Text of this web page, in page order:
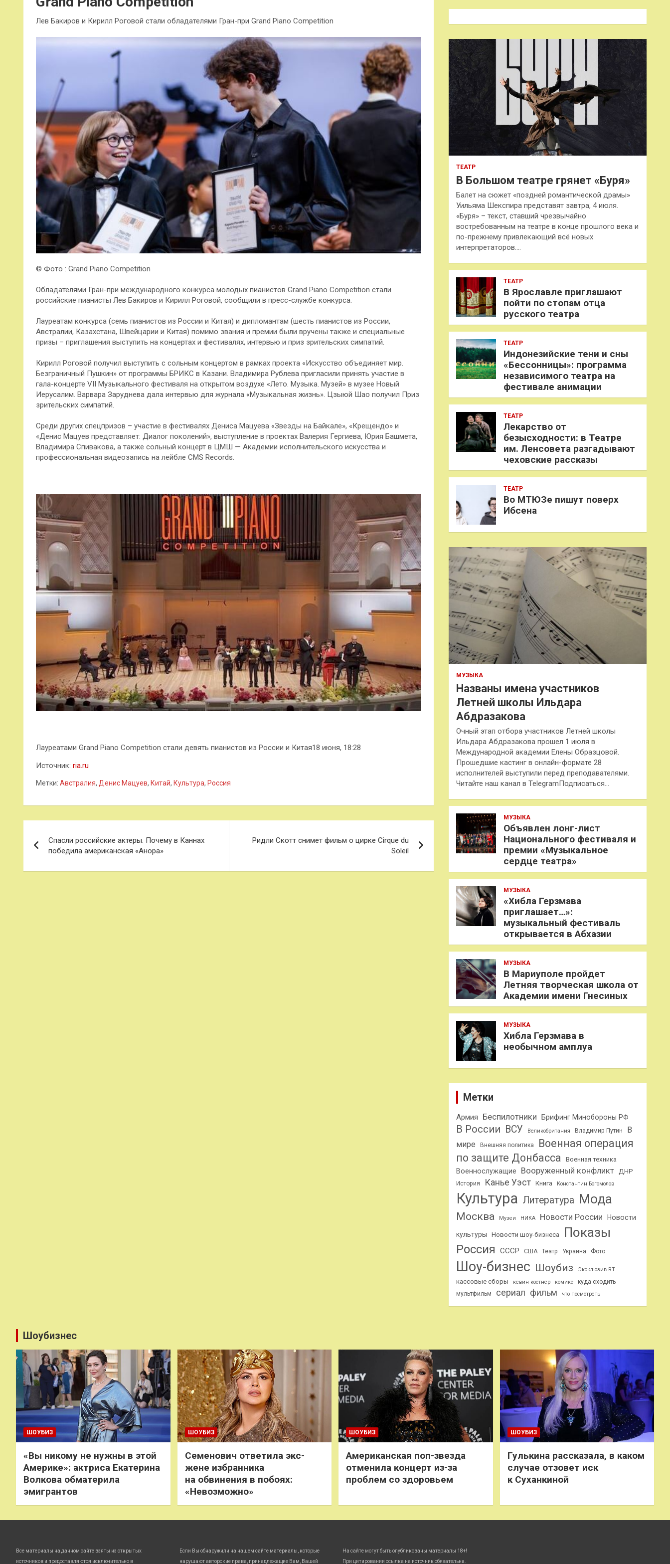
Лев Бакиров и Кирилл Роговой стали обладателями Гран-при Grand Piano Competition
© Фото : Grand Piano Competition
Обладателями Гран-при международного конкурса молодых пианистов Grand Piano Competition стали
российские пианисты Лев Бакиров и Кирилл Роговой, сообщили в пресс-службе конкурса.
Лауреатам конкурса (семь пианистов из России и Китая) и дипломантам (шесть пианистов из России,
Австралии, Казахстана, Швейцарии и Китая) помимо звания и премии были вручены также и специальные
призы – приглашения выступить на концертах и фестивалях, интервью и приз зрительских симпатий.
Кирилл Роговой получил выступить с сольным концертом в рамках проекта «Искусство объединяет мир.
Безграничный Пушкин» от программы БРИКС в Казани. Владимира Рублева пригласили принять участие в
гала-концерте VII Музыкального фестиваля на открытом воздухе «Лето. Музыка. Музей» в музее Новый
Иерусалим. Варвара Заруднева дала интервью для журнала «Музыкальная жизнь». Цзыюй Шао получил Приз
зрительских симпатий.
Среди других спецпризов – участие в фестивалях Дениса Мацуева «Звезды на Байкале», «Крещендо» и
«Денис Мацуев представляет: Диалог поколений», выступление в проектах Валерия Гергиева, Юрия Башмета,
Владимира Спивакова, а также сольный концерт в ЦМШ — Академии исполнительского искусства и
профессиональная видеозапись на лейбле CMS Records.
Лауреатами Grand Piano Competition стали девять пианистов из России и Китая18 июня, 18:28
Источник: ria.ru
Метки: Австралия, Денис Мацуев, Китай, Культура, Россия
по
записям
Спасли российские актеры. Почему в Каннах
победила американская «Анора»
Ридли Скотт снимет фильм о цирке Cirque du
Soleil
к
ТЕАТР
В Большом театре грянет «Буря»
Балет на сюжет «поздней романтической драмы»
Уильяма Шекспира представят завтра, 4 июля.
«Буря» – текст, ставший чрезвычайно
востребованным на театре в конце прошлого века и
по-прежнему привлекающий всё новых
интерпретаторов.…
ТЕАТР
В Ярославле приглашают
пойти по стопам отца
русского театра
ТЕАТР
Индонезийские тени и сны
«Бессонницы»: программа
независимого театра на
фестивале анимации
ТЕАТР
Лекарство от
безысходности: в Театре
им. Ленсовета разгадывают
чеховские рассказы
ТЕАТР
Во МТЮЗе пишут поверх
Ибсена
МУЗЫКА
Названы имена участников
Летней школы Ильдара
Абдразакова
Очный этап отбора участников Летней школы
Ильдара Абдразакова прошел 1 июля в
Международной академии Елены Образцовой.
Прошедшие кастинг в онлайн-формате 28
исполнителей выступили перед преподавателями.
Читайте наш канал в TelegramПодписаться…
МУЗЫКА
Объявлен лонг-лист
Национального фестиваля и
премии «Музыкальное
сердце театра»
МУЗЫКА
«Хибла Герзмава
приглашает…»:
музыкальный фестиваль
открывается в Абхазии
МУЗЫКА
В Мариуполе пройдет
Летняя творческая школа от
Академии имени Гнесиных
МУЗЫКА
Хибла Герзмава в
необычном амплуа
Метки
Армия Беспилотники Брифинг Минобороны РФ
В России ВСУ Великобритания Владимир Путин
В
мире
Внешняя политика
Военная операция
по защите Донбасса
Военная техника
Военнослужащие Вооруженный конфликт ДНР
История Канье Уэст Книга Константин Богомолов
Культура Литература Мода
Москва Музеи НИКА Новости России Новости
культуры Новости шоу-бизнеса Показы
Россия СССР США Театр Украина Фото
Шоу-бизнес Шоубиз Эксклюзив RT
кассовые сборы кевин костнер комикс
куда сходить
мультфильм
сериал фильм что посмотреть
Шоубизнес
ШОУБИЗ
«Вы никому не нужны в этой
Америке»: актриса Екатерина
Волкова обматерила
эмигрантов
ШОУБИЗ
Семенович ответила экс-
жене избранника
на обвинения в побоях:
«Невозможно»
ШОУБИЗ
Американская поп-звезда
отменила концерт из-за
проблем со здоровьем
ШОУБИЗ
Гулькина рассказала, в каком
случае отзовет иск
к Суханкиной
Все материалы на данном сайте взяты из открытых
источников и предоставляются исключительно в
Если Вы обнаружили на нашем сайте материалы, которые
нарушают авторские права, принадлежащие Вам, Вашей
На сайте могут быть опубликованы материалы 18+!
При цитировании ссылка на источник обязательна.